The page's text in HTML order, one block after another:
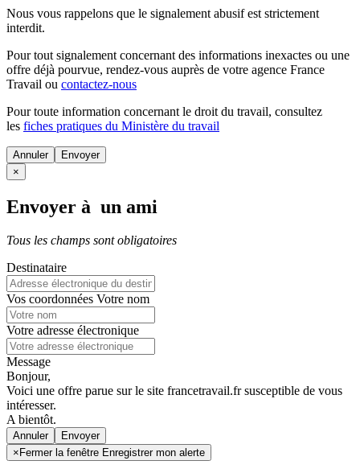
Nous vous rappelons que le signalement abusif est strictement
interdit.
Pour tout signalement concernant des informations inexactes ou une
offre déjà pourvue, rendez-vous auprès de votre agence France
Travail ou contactez-nous
Pour toute information concernant le droit du travail, consultez
les fiches pratiques du Ministère du travail
Annuler
×
Envoyer à un ami
Tous les champs sont obligatoires
Destinataire
Vos coordonnées Votre nom
Votre adresse électronique
Message
Bonjour,
Voici une offre parue sur le site francetravail.fr susceptible de vous
intéresser.
A bientôt.
Annuler
× Fermer la fenêtre Enregistrer mon alerte